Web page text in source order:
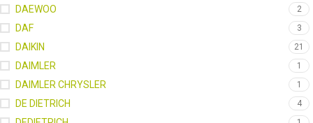
DAEWOO 2
DAF 3
DAIKIN 21
DAIMLER 1
DAIMLER CHRYSLER 1
DE DIETRICH 4